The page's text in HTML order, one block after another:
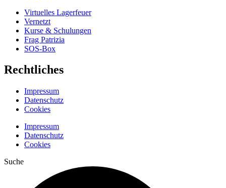
Virtuelles Lagerfeuer
Vernetzt
Kurse & Schulungen
Frag Patrizia
SOS-Box
Rechtliches
Impressum
Datenschutz
Cookies
Impressum
Datenschutz
Cookies
Suche